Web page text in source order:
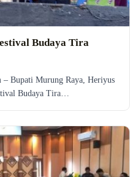
Budaya Tira
Bupati Murung Raya, Heriyus
Budaya Tira…